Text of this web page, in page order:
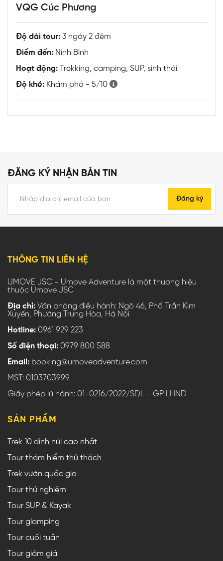
VQG Cúc Phương
Độ dài tour: 3 ngày 2 đêm
Điểm đến: Ninh Bình
Hoạt động: Trekking, camping, SUP, sinh thái
Độ khó: Khám phá - 5/10
ĐĂNG KÝ NHẬN BẢN TIN
Đăng ký
THÔNG TIN LIÊN HỆ
UMOVE JSC - Umove Adventure là một thương hiệu
thuộc Umove JSC
Địa chỉ: Văn phòng điều hành: Ngõ 46, Phố Trần Kim
Xuyến, Phường Trung Hòa, Hà Nội
Hotline: 0961 929 223
Số điện thoại: 0979 800 588
Email: booking@umoveadventure.com
MST: 0103703999
Giấy phép lữ hành: 01-0216/2022/SDL - GP LHND
SẢN PHẨM
Trek 10 đỉnh núi cao nhất
Tour thám hiểm thử thách
Trek vườn quốc gia
Tour thử nghiệm
Tour SUP & Kayak
Tour glamping
Tour cuối tuần
Tour giảm giá